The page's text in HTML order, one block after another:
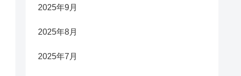
2025年9月
2025年8月
2025年7月